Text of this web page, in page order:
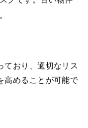
ており、適切なリス
高めることが可能で